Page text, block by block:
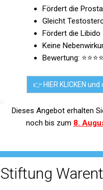
Fördert die
Gleicht
Fördert die Libido
Keine
Bewertung:
👉 HIER KLICKEN
Dieses Angebot erhalten
noch bis zum 8.